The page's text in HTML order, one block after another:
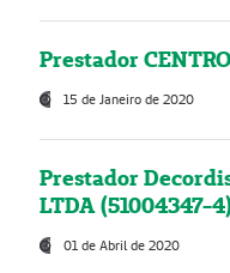
Prestador
15 de Janeiro de 2020
Prestador
LTDA (51004347-
01 de Abril de 2020